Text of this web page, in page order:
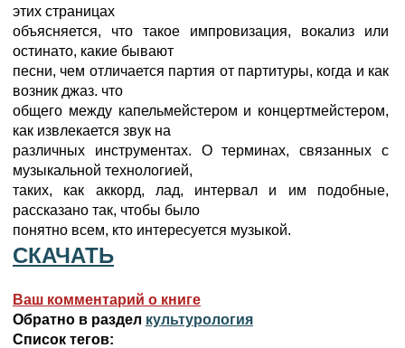
этих страницах
объясняется, что такое импровизация, вокализ или
остинато, какие бывают
песни, чем отличается партия от партитуры, когда и как
возник джаз. что
общего между капельмейстером и концертмейстером,
как извлекается звук на
различных инструментах. О терминах, связанных с
музыкальной технологией,
таких, как аккорд, лад, интервал и им подобные,
рассказано так, чтобы было
понятно всем, кто интересуется музыкой.
СКАЧАТЬ
Ваш комментарий о книге
Обратно в раздел культурология
Список тегов: